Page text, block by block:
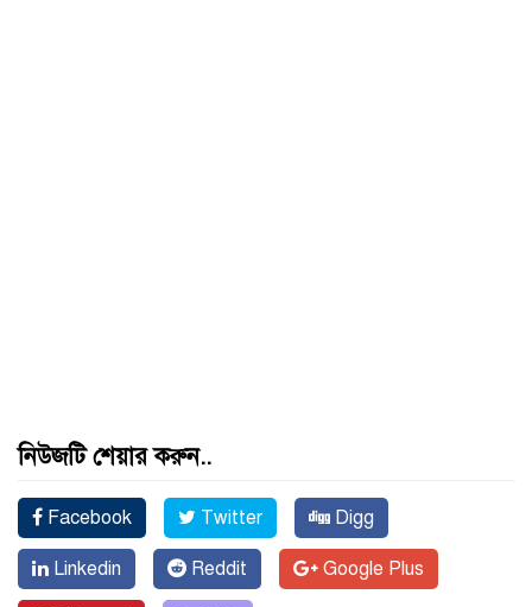
নিউজটি শেয়ার করুন..
Facebook Twitter Digg
Linkedin Reddit Google Plus